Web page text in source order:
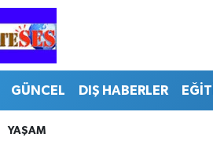
GÜNCEL DIŞ HABERLER
YAŞAM